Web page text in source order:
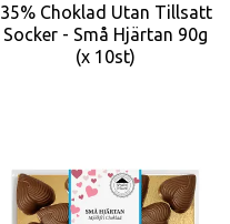
35% Choklad Utan Tillsatt
Socker - Små Hjärtan 90g
(x 10st)